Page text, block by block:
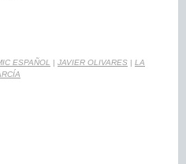
ESPAÑOL | JAVIER OLIVARES | LA